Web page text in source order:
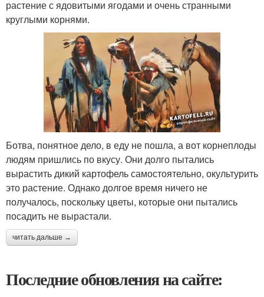
растение с ядовитыми ягодами и очень странными
круглыми корнями.
Ботва, понятное дело, в еду не пошла, а вот корнеплоды
людям пришлись по вкусу. Они долго пытались
вырастить дикий картофель самостоятельно, окультурить
это растение. Однако долгое время ничего не
получалось, поскольку цветы, которые они пытались
посадить не вырастали.
читать дальше →
Последние обновления на сайте: